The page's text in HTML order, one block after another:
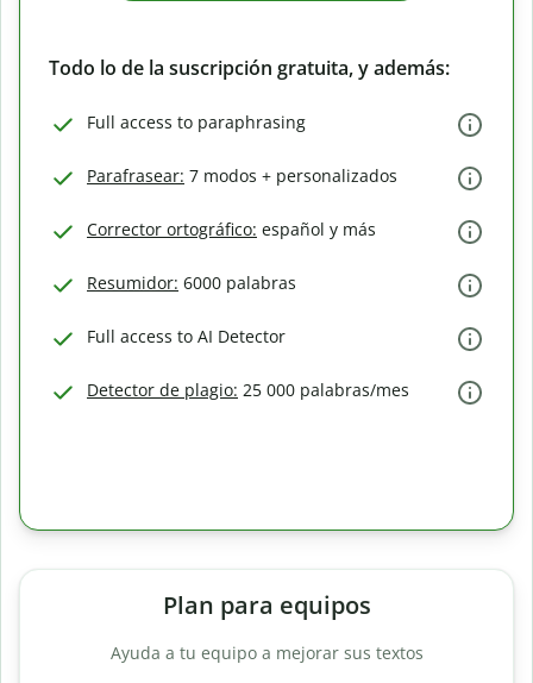
Todo lo de la suscripción gratuita, y además:
Full access to paraphrasing
Parafrasear: 7 modos + personalizados
Corrector ortográfico: español y más
Resumidor: 6000 palabras
Full access to AI Detector
Detector de plagio: 25 000 palabras/mes
Plan para equipos
Ayuda a tu equipo a mejorar sus textos